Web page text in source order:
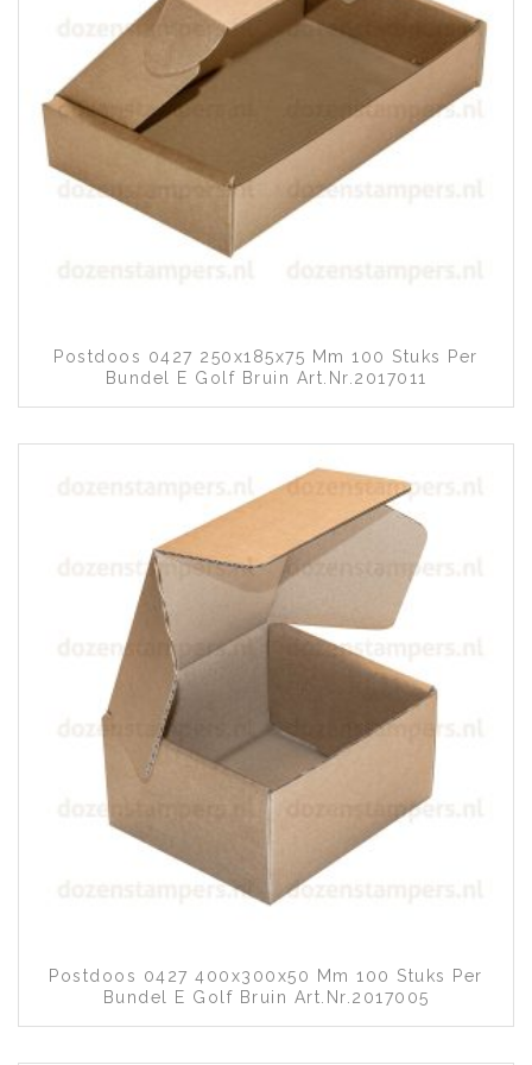
Postdoos 0427 250x185x75 Mm 100 Stuks Per
Bundel E Golf Bruin Art.nr.2017011
Postdoos 0427 400x300x50 Mm 100 Stuks Per
Bundel E Golf Bruin Art.nr.2017005